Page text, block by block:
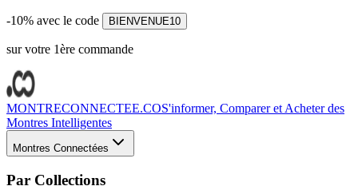
-10% avec le code BIENVENUE10
sur votre 1ère commande
MONTRECONNECTEE.COS'informer, Comparer et Acheter des
Montres Intelligentes
Montres Connectées
Par Collections